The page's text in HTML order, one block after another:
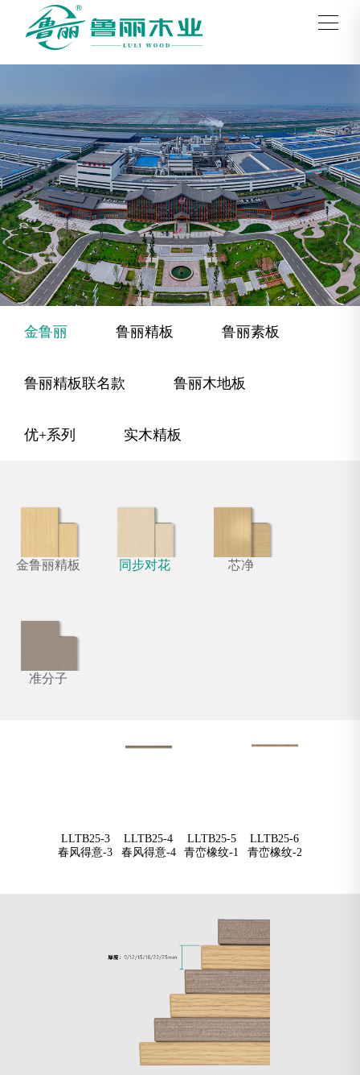
金鲁丽 鲁丽精板 鲁丽素板
鲁丽精板联名款 鲁丽木地板
优+系列 实木精板
金鲁丽精板 同步对花 芯净
准分子
LLTB25-3
春风得意-3
LLTB25-4
春风得意-4
LLTB25-5
青峦橡纹-1
LLTB25-6
青峦橡纹-2